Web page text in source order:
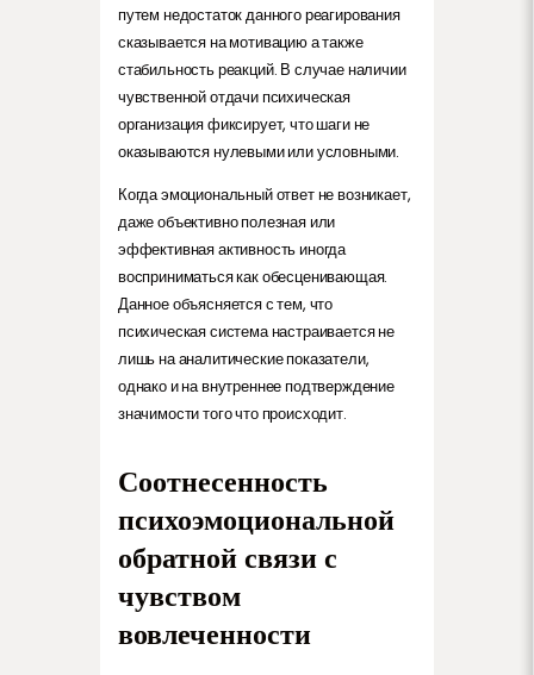
путем недостаток данного реагирования
сказывается на мотивацию а также
стабильность реакций. В случае наличии
чувственной отдачи психическая
организация фиксирует, что шаги не
оказываются нулевыми или условными.
Когда эмоциональный ответ не возникает,
даже объективно полезная или
эффективная активность иногда
восприниматься как обесценивающая.
Данное объясняется с тем, что
психическая система настраивается не
лишь на аналитические показатели,
однако и на внутреннее подтверждение
значимости того что происходит.
Соотнесенность
психоэмоциональной
обратной связи с
чувством
вовлеченности